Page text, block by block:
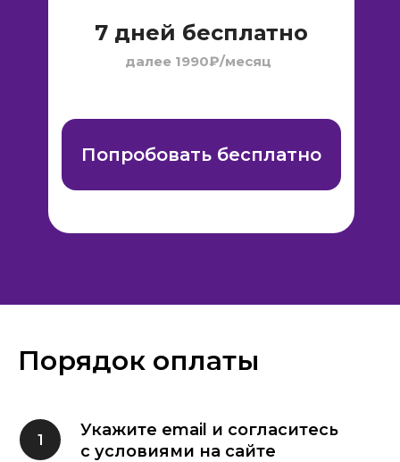
7 дней бесплатно
далее 1990₽/месяц
Попробовать бесплатно
Порядок оплаты
Укажите email и согласитесь
с условиями на сайте